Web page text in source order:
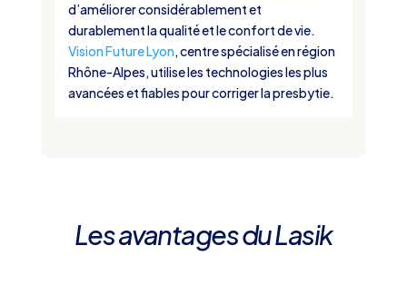
d’améliorer considérablement et
durablement la qualité et le confort de vie.
Vision Future Lyon, centre spécialisé en région
Rhône-Alpes, utilise les technologies les plus
avancées et fiables pour corriger la presbytie.
Les avantages du Lasik